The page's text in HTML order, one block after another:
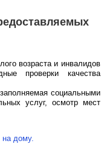
возраста и инвалидов
проверки качества
социальными
услуг, осмотр мест
на дому.